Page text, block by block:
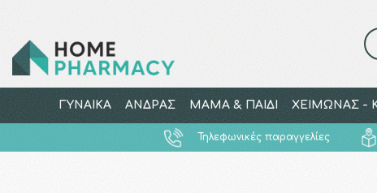
ΓΥΝΑΙΚΑ ΑΝΔΡΑΣ ΜΑΜΑ & ΠΑΙΔΙ ΧΕΙΜΩΝΑΣ -
Τηλεφωνικές παραγγελίες